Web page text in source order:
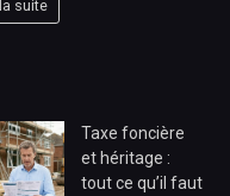
suite
Taxe foncière
et héritage :
tout ce qu’il faut